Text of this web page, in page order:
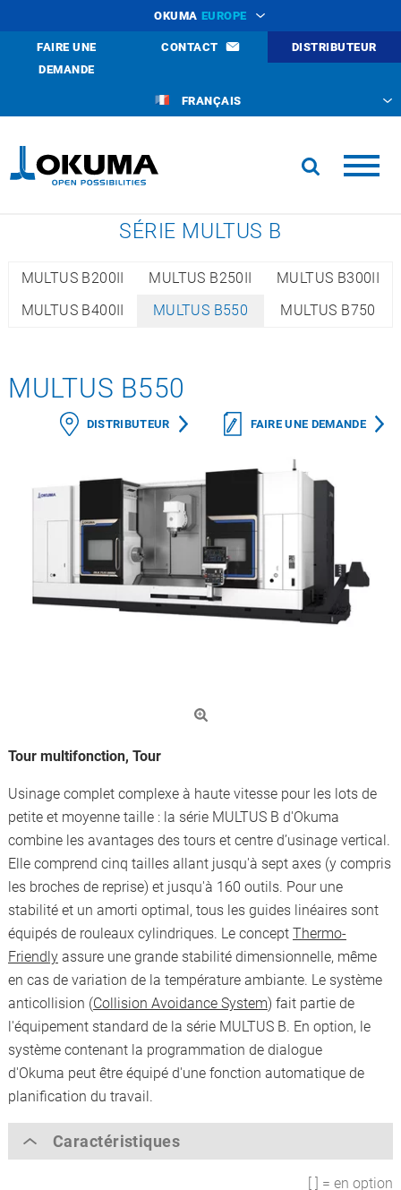
OKUMA EUROPE
FAIRE UNE
DEMANDE
CONTACT DISTRIBUTEUR
FRANÇAIS
SÉRIE MULTUS B
MULTUS B200II MULTUS B250II
MULTUS B300II
MULTUS B400II
MULTUS B550 MULTUS B750
MULTUS B550
DISTRIBUTEUR FAIRE UNE DEMANDE
Tour multifonction, Tour
Usinage complet complexe à haute vitesse pour les lots de
petite et moyenne taille : la série MULTUS B d'Okuma
combine les avantages des tours et centre d’usinage vertical.
Elle comprend cinq tailles allant jusqu'à sept axes (y compris
les broches de reprise) et jusqu'à 160 outils. Pour une
stabilité et un amorti optimal, tous les guides linéaires sont
équipés de rouleaux cylindriques. Le concept Thermo-
Friendlyassure une grande stabilité dimensionnelle, même
en cas de variation de la température ambiante. Le système
anticollision (Collision Avoidance System) fait partie de
l'équipement standard de la série MULTUS B. En option, le
système contenant la programmation de dialogue
d'Okuma peut être équipé d'une fonction automatique de
planification du travail.
Caractéristiques
[ ] = en option